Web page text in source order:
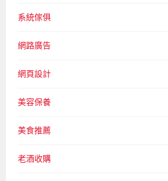
系統傢俱
網路廣告
網頁設計
美容保養
美食推薦
老酒收購